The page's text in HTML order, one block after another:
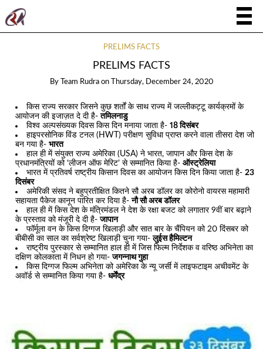
PRELIMS FACTS
PRELIMS FACTS
By Team Rudra on Thursday, December 24, 2020
किस राज्य सरकार जिसने कुछ शर्तों के साथ राज्य में जल्लीकट्टू कार्यक्रमों के
आयोजन की इजाज़त दे दी है-तमिलनाडु
विश्व अल्पसंख्यक दिवस किस दिन मनाया जाता है-18 दिसंबर
हाइपरसोनिक विंड टनल (HWT) परीक्षण सुविधा प्राप्त करने वाला तीसरा देश जो
बन गया है-भारत
हाल ही में संयुक्त राज्य अमेरिका (USA) ने भारत, जापान और किस देश के
प्रधानमंत्रियों को ‘लीजन ऑफ मेरिट’ से सम्मानित किया है-ऑस्ट्रेलिया
भारत में प्रतिवर्ष राष्ट्रीय किसान दिवस का आयोजन किस दिन किया जाता है-23
दिसंबर
अमेरिकी संसद ने बहुप्रतीक्षित कितने सौ अरब डॉलर का कोरोनो वायरस महामारी
सहायता पैकेज कानून पारित कर दिया है-नौ सौ अरब डॉलर
हाल ही में किस देश के मंत्रिमंडल ने देश के रक्षा बजट को लगातार 9वीं बार बढ़ाने
के प्रस्ताव को मंजूरी दे दी है-जापान
फॉर्मूला वन के किस दिग्गज खिलाड़ी और सात बार के चैंपियन को 20 दिंसबर को
बीबीसी का साल का सर्वश्रेष्ट खिलाड़ी चुना गया-लुईस हैमिल्टन
राष्ट्रीय पुरस्कार से सम्मानित हाल ही में जिस फिल्म निर्देशक व वरिष्ठ अभिनेता का
दक्षिण कोलकाता में निधन हो गया-जगन्नाथ गुहा
किस दिग्गज फिल्म अभिनेता को अमेरिका के न्यू जर्सी में लाइफटाइम अचीवमेंट के
अवॉर्ड से सम्मानित किया गया है-धर्मेंद्र